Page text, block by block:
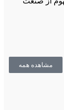
مشاهده همه